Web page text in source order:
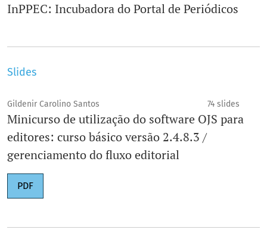
InPPEC: Incubadora do Portal de Periódicos
Slides
Gildenir Carolino Santos 74 slides
Minicurso de utilização do software OJS para
editores: curso básico versão 2.4.8.3 /
gerenciamento do fluxo editorial
PDF